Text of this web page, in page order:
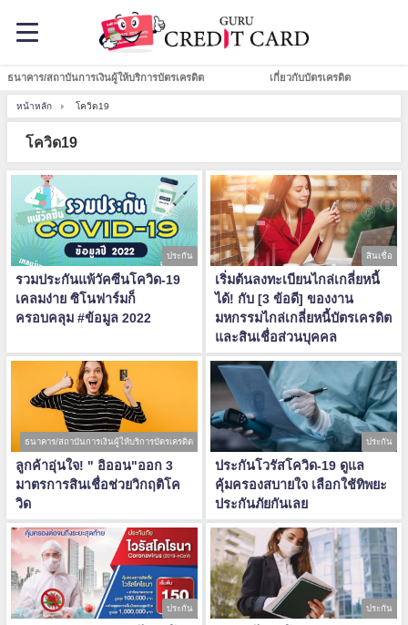
ธนาคาร/สถาบันการเงินผู้ให้บริการบัตรเครดิต เกี่ยวกับบัตรเครดิต
หน้าหลัก โควิด19
โควิด19
ประกัน
รวมประกันแพ้วัคซีนโควิด-19
เคลมง่าย ซิโนฟาร์มก็
ครอบคลุม #ข้อมูล 2022
สินเชื่อ
เริ่มต้นลงทะเบียนไกล่เกลี่ยหนี้
ได้! กับ [3 ข้อดี] ของงาน
มหกรรมไกล่เกลี่ยหนี้บัตรเครดิต
และสินเชื่อส่วนบุคคล
ธนาคาร/สถาบันการเงินผู้ให้บริการบัตรเครดิต
ลูกค้าอุ่นใจ! " อิออน"ออก 3
มาตรการสินเชื่อช่วยวิกฤติโค
วิด
ประกัน
ประกันโวรัสโควิด-19 ดูแล
คุ้มครองสบายใจ เลือกใช้ทิพยะ
ประกันภัยกันเลย
ประกัน ประกัน